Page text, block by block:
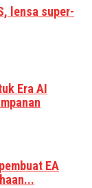
lensa super-
Era AI
EA